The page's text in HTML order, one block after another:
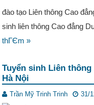
đào tạo Liên thông Cao
sinh liên thông Cao đẳng
thГЄm »
Tuyển sinh Liên
Hà Nội
Trần Mỹ Trinh Trinh 31/